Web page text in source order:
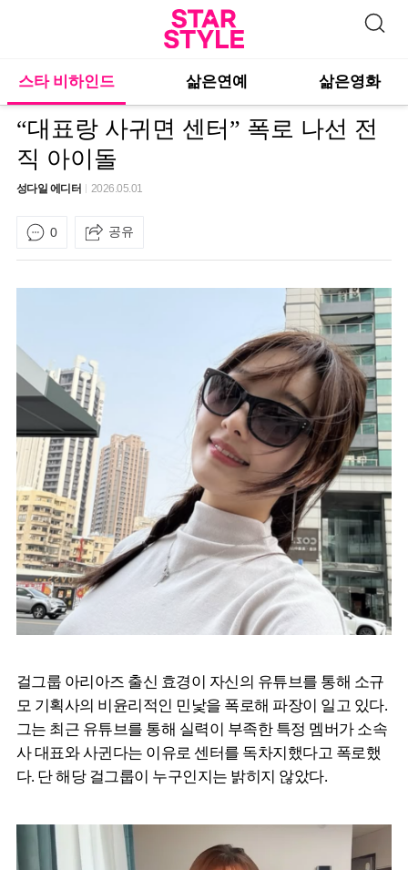
스타 비하인드 삶은연예 삶은영화
“대표랑 사귀면 센터” 폭로 나선 전
직 아이돌
성다일 에디터 2026.05.01
0 공유
걸그룹 아리아즈 출신 효경이 자신의 유튜브를 통해 소규
모 기획사의 비윤리적인 민낯을 폭로해 파장이 일고 있다.
그는 최근 유튜브를 통해 실력이 부족한 특정 멤버가 소속
사 대표와 사귄다는 이유로 센터를 독차지했다고 폭로했
다. 단 해당 걸그룹이 누구인지는 밝히지 않았다.